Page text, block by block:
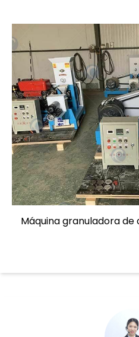
Máquina granuladora